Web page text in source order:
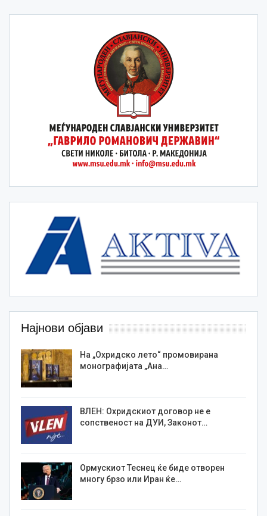
Најнови објави
На „Охридско лето“ промовирана
монографијата „Ана…
ВЛЕН: Охридскиот договор не е
сопственост на ДУИ, Законот…
Ормускиот Теснец ќе биде отворен
многу брзо или Иран ќе…